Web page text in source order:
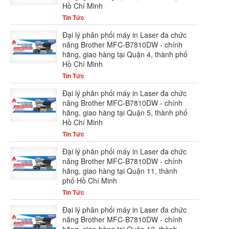
Hồ Chí Minh
Tin Tức
Đại lý phân phối máy in Laser đa chức
năng Brother MFC-B7810DW - chính
hãng, giao hàng tại Quận 4, thành phố
Hồ Chí Minh
Tin Tức
Đại lý phân phối máy in Laser đa chức
năng Brother MFC-B7810DW - chính
hãng, giao hàng tại Quận 5, thành phố
Hồ Chí Minh
Tin Tức
Đại lý phân phối máy in Laser đa chức
năng Brother MFC-B7810DW - chính
hãng, giao hàng tại Quận 11, thành
phố Hồ Chí Minh
Tin Tức
Đại lý phân phối máy in Laser đa chức
năng Brother MFC-B7810DW - chính